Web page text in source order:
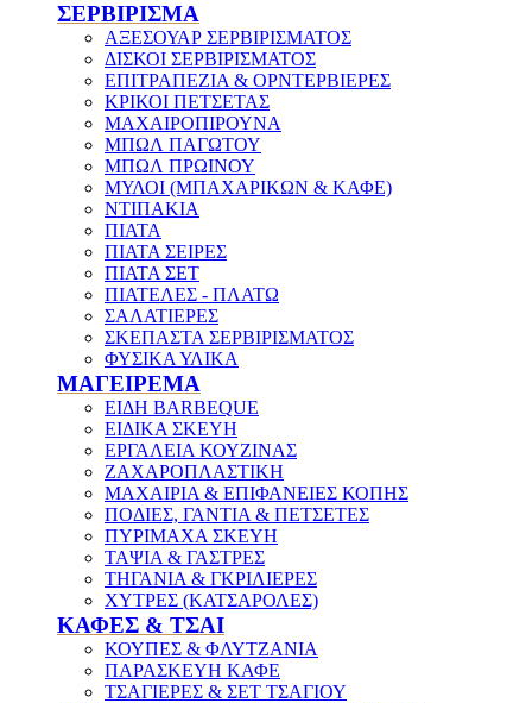
ΣΕΡΒΙΡΙΣΜΑ
ΑΞΕΣΟΥΑΡ ΣΕΡΒΙΡΙΣΜΑΤΟΣ
ΔΙΣΚΟΙ ΣΕΡΒΙΡΙΣΜΑΤΟΣ
ΕΠΙΤΡΑΠΕΖΙΑ & ΟΡΝΤΕΡΒΙΕΡΕΣ
ΚΡΙΚΟΙ ΠΕΤΣΕΤΑΣ
ΜΑΧΑΙΡΟΠΙΡΟΥΝΑ
ΜΠΩΛ ΠΑΓΩΤΟΥ
ΜΠΩΛ ΠΡΩΙΝΟΥ
ΜΥΛΟΙ (ΜΠΑΧΑΡΙΚΩΝ & ΚΑΦΕ)
ΝΤΙΠΑΚΙΑ
ΠΙΑΤΑ
ΠΙΑΤΑ ΣΕΙΡΕΣ
ΠΙΑΤΑ ΣΕΤ
ΠΙΑΤΕΛΕΣ - ΠΛΑΤΩ
ΣΑΛΑΤΙΕΡΕΣ
ΣΚΕΠΑΣΤΑ ΣΕΡΒΙΡΙΣΜΑΤΟΣ
ΦΥΣΙΚΑ ΥΛΙΚΑ
ΜΑΓΕΙΡΕΜΑ
ΕΙΔΗ BARBEQUE
ΕΙΔΙΚΑ ΣΚΕΥΗ
ΕΡΓΑΛΕΙΑ ΚΟΥΖΙΝΑΣ
ΖΑΧΑΡΟΠΛΑΣΤΙΚΗ
ΜΑΧΑΙΡΙΑ & ΕΠΙΦΑΝΕΙΕΣ ΚΟΠΗΣ
ΠΟΔΙΕΣ, ΓΑΝΤΙΑ & ΠΕΤΣΕΤΕΣ
ΠΥΡΙΜΑΧΑ ΣΚΕΥΗ
ΤΑΨΙΑ & ΓΑΣΤΡΕΣ
ΤΗΓΑΝΙΑ & ΓΚΡΙΛΙΕΡΕΣ
ΧΥΤΡΕΣ (ΚΑΤΣΑΡΟΛΕΣ)
ΚΑΦΕΣ & ΤΣΑΙ
ΚΟΥΠΕΣ & ΦΛΥΤΖΑΝΙΑ
ΠΑΡΑΣΚΕΥΗ ΚΑΦΕ
ΤΣΑΓΙΕΡΕΣ & ΣΕΤ ΤΣΑΓΙΟΥ